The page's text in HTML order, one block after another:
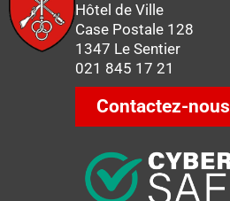
Hôtel de Ville
Case Postale 128
1347 Le Sentier
021 845 17 21
Contactez-nous